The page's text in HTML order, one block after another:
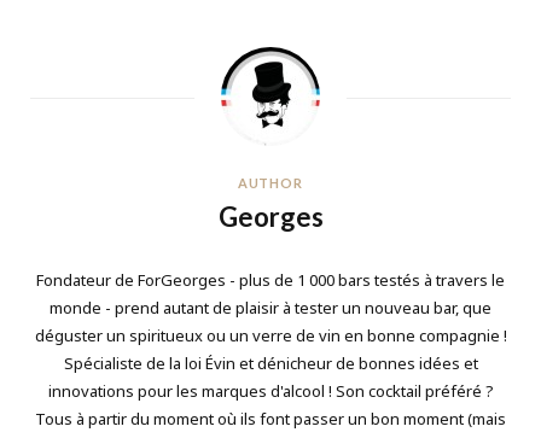
AUTHOR
Georges
Fondateur de ForGeorges - plus de 1 000 bars testés à travers le
monde - prend autant de plaisir à tester un nouveau bar, que
déguster un spiritueux ou un verre de vin en bonne compagnie !
Spécialiste de la loi Évin et dénicheur de bonnes idées et
innovations pour les marques d'alcool ! Son cocktail préféré ?
Tous à partir du moment où ils font passer un bon moment (mais